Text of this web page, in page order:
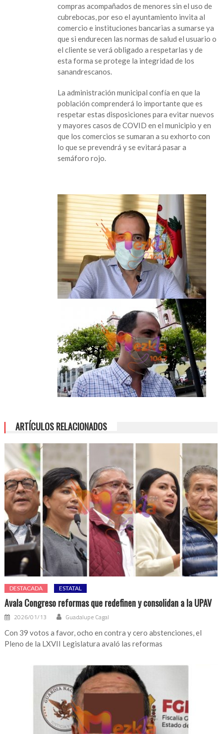
compras acompañados de menores sin el uso de
cubrebocas, por eso el ayuntamiento invita al
comercio e instituciones bancarias a sumarse ya
que si endurecen las normas de salud el usuario o
el cliente se verá obligado a respetarlas y de
esta forma se protege la integridad de los
sanandrescanos.
La administración municipal confía en que la
población comprenderá lo importante que es
respetar estas disposiciones para evitar nuevos
y mayores casos de COVID en el municipio y en
que los comercios se sumaran a su exhorto con
lo que se prevendrá y se evitará pasar a
semáforo rojo.
ARTÍCULOS RELACIONADOS
DESTACADA ESTATAL
Avala Congreso reformas que redefinen y consolidan a la UPAV
2026/01/13 Guadalupe Cagal
Con 39 votos a favor, ocho en contra y cero abstenciones, el
Pleno de la LXVII Legislatura avaló las reformas